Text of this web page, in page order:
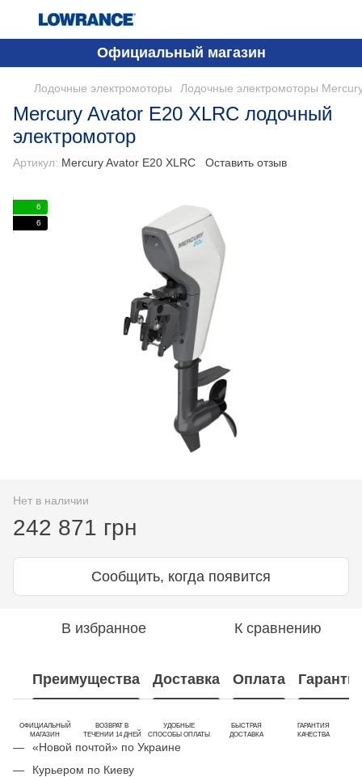
Официальный магазин
Лодочные электромоторы Лодочные электромоторы
Mercury Avator E20 XLRC лодочный
электромотор
Артикул: Mercury Avator E20 XLRC Оставить отзыв
6
6
Нет в наличии
242 871 грн
Сообщить, когда появится
В избранное К сравнению
Преимущества Доставка Оплата
ОФИЦИАЛЬНЫЙ
МАГАЗИН
ВОЗВРАТ В
ТЕЧЕНИИ 14 ДНЕЙ
УДОБНЫЕ
СПОСОБЫ ОПЛАТЫ
БЫСТРАЯ
ДОСТАВКА
ГАРАНТИЯ
КАЧЕСТВА
«Новой почтой» по Украине
Курьером по Киеву